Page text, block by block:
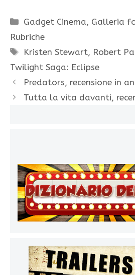
Categorie
Gadget Cinema, Galleria
Rubriche
Tag
Kristen Stewart, Robert
Twilight Saga: Eclipse
Predators, recensione in
Tutta la vita davanti,